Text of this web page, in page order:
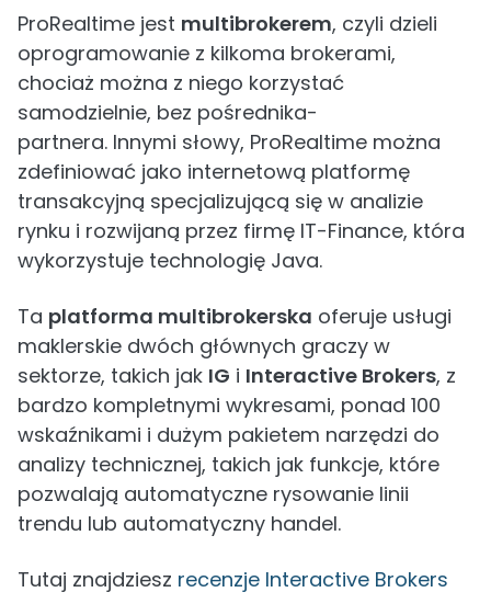
ProRealtime jest multibrokerem, czyli dzieli
oprogramowanie z kilkoma brokerami,
chociaż można z niego korzystać
samodzielnie, bez pośrednika-
partnera. Innymi słowy, ProRealtime można
zdefiniować jako internetową platformę
transakcyjną specjalizującą się w analizie
rynku i rozwijaną przez firmę IT-Finance, która
wykorzystuje technologię Java.
Ta platforma multibrokerska oferuje usługi
maklerskie dwóch głównych graczy w
sektorze, takich jak IG i Interactive Brokers, z
bardzo kompletnymi wykresami, ponad 100
wskaźnikami i dużym pakietem narzędzi do
analizy technicznej, takich jak funkcje, które
pozwalają automatyczne rysowanie linii
trendu lub automatyczny handel.
Tutaj znajdziesz recenzje Interactive Brokers